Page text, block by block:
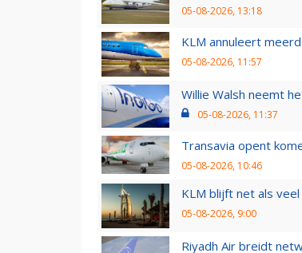
05-08-2026, 13:18
KLM annuleert
05-08-2026, 11:57
Willie Walsh neemt
05-08-2026, 11:37
Transavia opent
05-08-2026, 10:46
KLM blijft net als
05-08-2026, 9:00
Riyadh Air breidt